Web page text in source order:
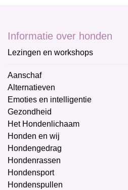
Informatie over honden
Lezingen en workshops
Aanschaf
Alternatieven
Emoties en intelligentie
Gezondheid
Het Hondenlichaam
Honden en wij
Hondengedrag
Hondenrassen
Hondensport
Hondenspullen